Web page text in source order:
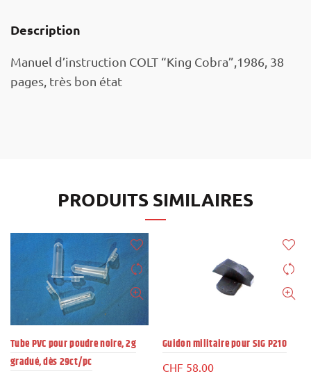
Description
Manuel d’instruction COLT “King Cobra”,1986, 38
pages, très bon état
PRODUITS SIMILAIRES
Tube PVC pour poudre noire, 2g
gradué, dès 29ct/pc
Guidon militaire pour SIG P210
CHF 58.00